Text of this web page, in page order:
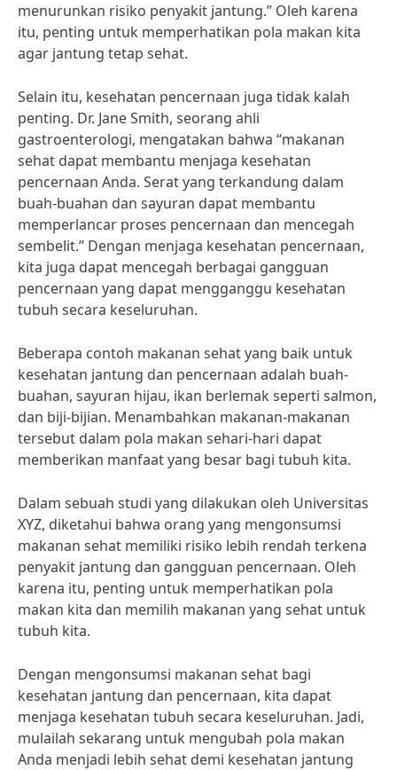
menurunkan risiko penyakit jantung.” Oleh karena
itu, penting untuk memperhatikan pola makan kita
agar jantung tetap sehat.
Selain itu, kesehatan pencernaan juga tidak kalah
penting. Dr. Jane Smith, seorang ahli
gastroenterologi, mengatakan bahwa “makanan
sehat dapat membantu menjaga kesehatan
pencernaan Anda. Serat yang terkandung dalam
buah-buahan dan sayuran dapat membantu
memperlancar proses pencernaan dan mencegah
sembelit.” Dengan menjaga kesehatan pencernaan,
kita juga dapat mencegah berbagai gangguan
pencernaan yang dapat mengganggu kesehatan
tubuh secara keseluruhan.
Beberapa contoh makanan sehat yang baik untuk
kesehatan jantung dan pencernaan adalah buah-
buahan, sayuran hijau, ikan berlemak seperti salmon,
dan biji-bijian. Menambahkan makanan-makanan
tersebut dalam pola makan sehari-hari dapat
memberikan manfaat yang besar bagi tubuh kita.
Dalam sebuah studi yang dilakukan oleh Universitas
XYZ, diketahui bahwa orang yang mengonsumsi
makanan sehat memiliki risiko lebih rendah terkena
penyakit jantung dan gangguan pencernaan. Oleh
karena itu, penting untuk memperhatikan pola
makan kita dan memilih makanan yang sehat untuk
tubuh kita.
Dengan mengonsumsi makanan sehat bagi
kesehatan jantung dan pencernaan, kita dapat
menjaga kesehatan tubuh secara keseluruhan. Jadi,
mulailah sekarang untuk mengubah pola makan
Anda menjadi lebih sehat demi kesehatan jantung